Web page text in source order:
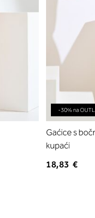
-30% na
Gaćice s
kupaći
18,83 €